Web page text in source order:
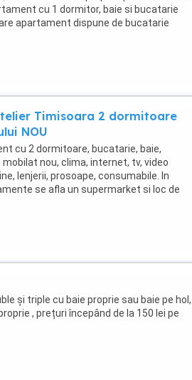
cu 1 dormitor, baie si bucatarie
apartament dispune de bucatarie
Timisoara 2 dormitoare
NOU
cu 2 dormitoare, bucatarie, baie,
nou, clima, internet, tv, video
lenjerii, prosoape, consumabile. In
se afla un supermarket si loc de
...
și triple cu baie proprie sau baie pe hol,
, prețuri începând de la 150 lei pe